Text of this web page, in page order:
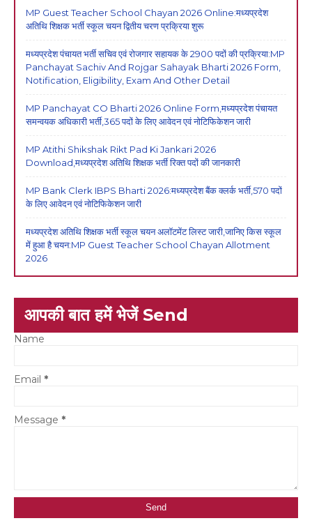
MP Guest Teacher School Chayan 2026 Online:मध्यप्रदेश
अतिथि शिक्षक भर्ती स्कूल चयन द्वितीय चरण प्रक्रिया शुरू
मध्यप्रदेश पंचायत भर्ती सचिव एवं रोजगार सहायक के 2900 पदों की प्रक्रिया:MP
Panchayat Sachiv And Rojgar Sahayak Bharti 2026 Form,
Notification, Eligibility, Exam And Other Detail
MP Panchayat CO Bharti 2026 Online Form,मध्यप्रदेश पंचायत
समन्वयक अधिकारी भर्ती,365 पदों के लिए आवेदन एवं नोटिफिकेशन जारी
MP Atithi Shikshak Rikt Pad Ki Jankari 2026
Download,मध्यप्रदेश अतिथि शिक्षक भर्ती रिक्त पदों की जानकारी
MP Bank Clerk IBPS Bharti 2026:मध्यप्रदेश बैंक क्लर्क भर्ती,570 पदों
के लिए आवेदन एवं नोटिफिकेशन जारी
मध्यप्रदेश अतिथि शिक्षक भर्ती स्कूल चयन अलॉटमेंट लिस्ट जारी,जानिए किस स्कूल
में हुआ है चयन:MP Guest Teacher School Chayan Allotment
2026
आपकी बात हमें भेजें Send
Name
Email *
Message *